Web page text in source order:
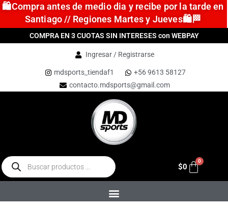
🛍️Compra antes de medio dia y recibe por la tarde en
Santiago // Regiones Martes y Jueves🛍️🏁
COMPRA EN 3 CUOTAS SIN INTERESES con WEBPAY
Ingresar / Registrarse
mdsports_tiendaf1
+56 9613 58127
contacto.mdsports@gmail.com
$0